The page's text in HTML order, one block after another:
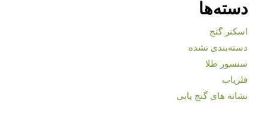
دسته‌ها
اسکنر گنج
دسته‌بندی نشده
سنسور طلا
فلزیاب
نشانه های گنج یابی